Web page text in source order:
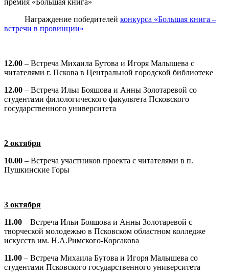
Награждение победителей конкурса «Большая книга –
встречи в провинции»
12.00 – Встреча Михаила Бутова и Игоря Малышева с
читателями г. Пскова в Центральной городской библиотеке
12.00 – Встреча Ильи Бояшова и Анны Золотаревой со
студентами филологического факультета Псковского
государственного университета
2 октября
10.00 – Встреча участников проекта с читателями в п.
Пушкинские Горы
3 октября
11.00 – Встреча Ильи Бояшова и Анны Золотаревой с
творческой молодежью в Псковском областном колледже
искусств им. Н.А.Римского-Корсакова
11.00 – Встреча Михаила Бутова и Игоря Малышева со
студентами Псковского государственного университета